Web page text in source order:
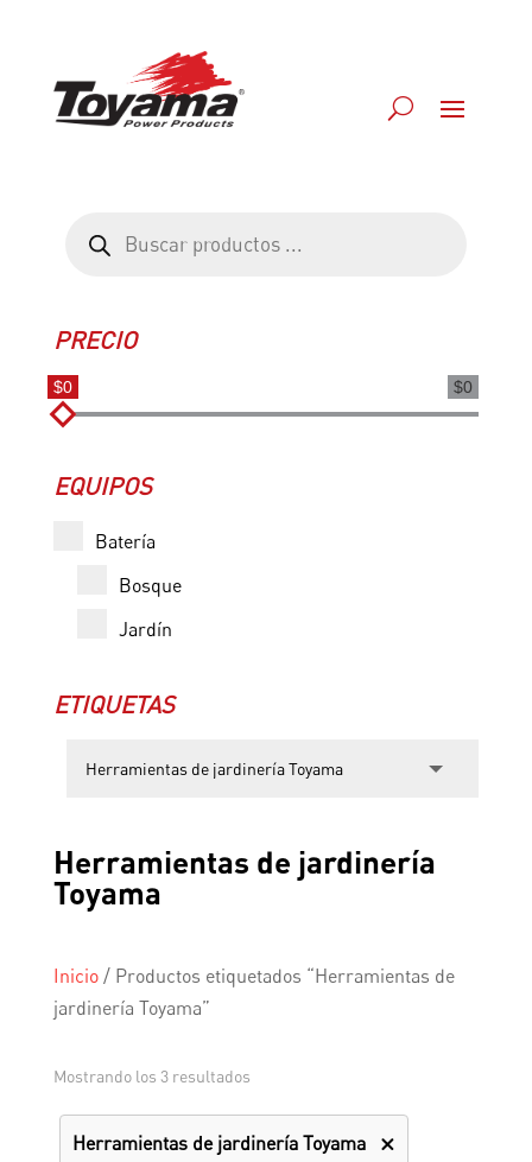
productos
PRECIO
$0
$0
EQUIPOS
Batería
Bosque
Jardín
ETIQUETAS
Herramientas de jardinería
Toyama
Inicio/ Productos etiquetados “Herramientas de
jardinería Toyama”
Mostrando los 3 resultados
Herramientas de jardinería Toyama